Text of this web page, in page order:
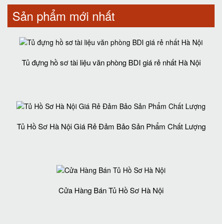
Sản phẩm mới nhất
Tủ đựng hồ sơ tài liệu văn phòng BDI giá rẻ nhất Hà Nội
Tủ Hồ Sơ Hà Nội Giá Rẻ Đảm Bảo Sản Phẩm Chất Lượng‎
Cửa Hàng Bán Tủ Hồ Sơ Hà Nội